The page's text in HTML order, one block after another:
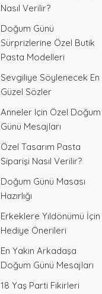
Nasıl Verilir?
Doğum Günü
Sürprizlerine Özel Butik
Pasta Modelleri
Sevgiliye Söylenecek En
Güzel Sözler
Anneler Için Özel Doğum
Günü Mesajları
Özel Tasarım Pasta
Siparişi Nasıl Verilir?
Doğum Günü Masası
Hazırlığı
Erkeklere Yıldönümü İçin
Hediye Önerileri
En Yakın Arkadaşa
Doğum Günü Mesajları
18 Yaş Parti Fikirleri